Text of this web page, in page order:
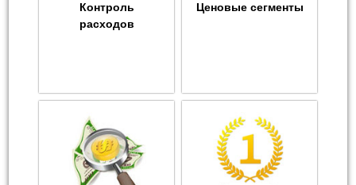
Контроль
расходов
Ценовые сегменты